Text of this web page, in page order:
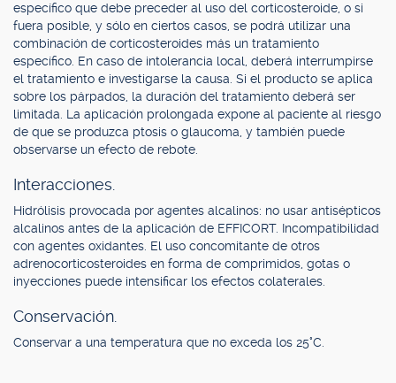
específico que debe preceder al uso del corticosteroide, o si
fuera posible, y sólo en ciertos casos, se podrá utilizar una
combinación de corticosteroides más un tratamiento
específico. En caso de intolerancia local, deberá interrumpirse
el tratamiento e investigarse la causa. Si el producto se aplica
sobre los párpados, la duración del tratamiento deberá ser
limitada. La aplicación prolongada expone al paciente al riesgo
de que se produzca ptosis o glaucoma, y también puede
observarse un efecto de rebote.
Interacciones.
Hidrólisis provocada por agentes alcalinos: no usar antisépticos
alcalinos antes de la aplicación de EFFICORT. Incompatibilidad
con agentes oxidantes. El uso concomitante de otros
adrenocorticosteroides en forma de comprimidos, gotas o
inyecciones puede intensificar los efectos colaterales.
Conservación.
Conservar a una temperatura que no exceda los 25°C.